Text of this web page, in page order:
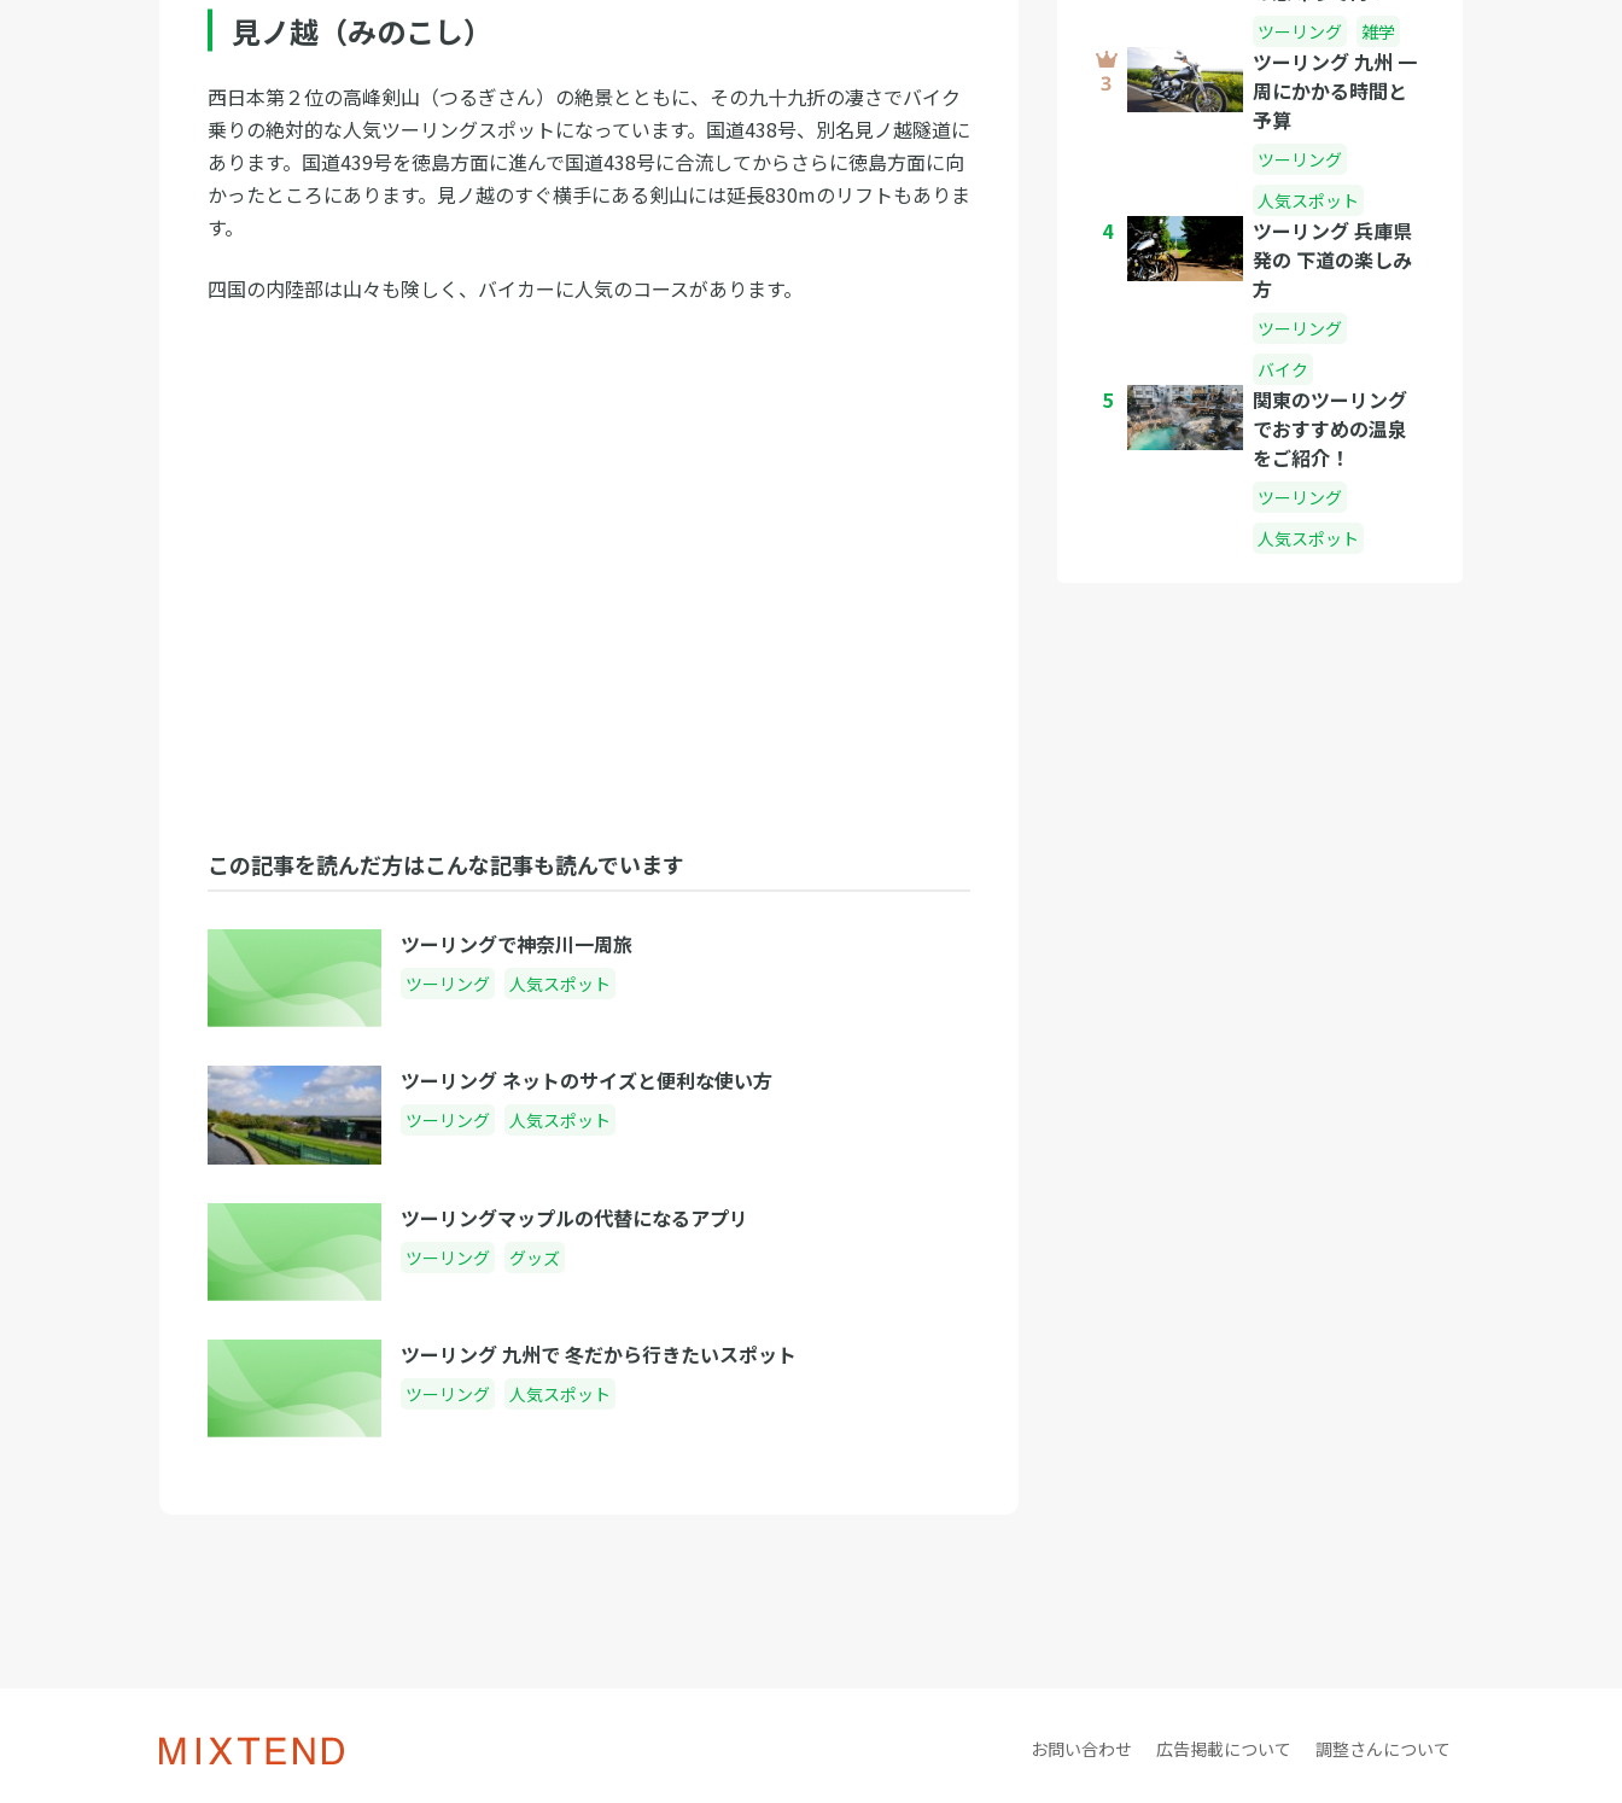
見ノ越（みのこし）
西日本第２位の高峰剣山（つるぎさん）の絶景とともに、その九十九折の凄さでバイク
乗りの絶対的な人気ツーリングスポットになっています。国道438号、別名見ノ越隧道に
あります。国道439号を徳島方面に進んで国道438号に合流してからさらに徳島方面に向
かったところにあります。見ノ越のすぐ横手にある剣山には延長830mのリフトもありま
す。
四国の内陸部は山々も険しく、バイカーに人気のコースがあります。
この記事を読んだ方はこんな記事も読んでいます
ツーリングで神奈川一周旅
ツーリング 人気スポット
ツーリング ネットのサイズと便利な使い方
ツーリング 人気スポット
ツーリングマップルの代替になるアプリ
ツーリング グッズ
ツーリング 九州で 冬だから行きたいスポット
ツーリング 人気スポット
源は？〜
ツーリング 雑学
ツーリング 九州 一
周にかかる時間と
予算
ツーリング
人気スポット
4
ツーリング 兵庫県
発の 下道の楽しみ
方
ツーリング
バイク
5
関東のツーリング
でおすすめの温泉
をご紹介！
ツーリング
人気スポット
お問い合わせ 広告掲載について 調整さんについて